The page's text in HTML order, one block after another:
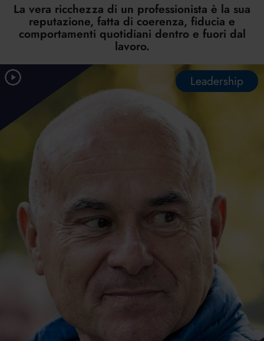
La vera ricchezza di un professionista è la sua
reputazione, fatta di coerenza, fiducia e
comportamenti quotidiani dentro e fuori dal
lavoro.
Leadership